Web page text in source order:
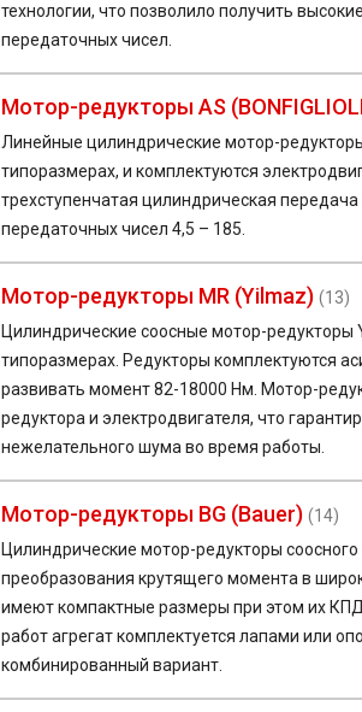
технологии, что позволило получить
передаточных чисел.
Мотор-редукторы AS
Линейные цилиндрические мотор-
типоразмерах, и комплектуются
трехступенчатая цилиндрическая
передаточных чисел 4,5 – 185.
Мотор-редукторы MR (Yilmaz) (13)
Цилиндрические соосные мотор-
типоразмерах. Редукторы комплектуются
развивать момент 82-18000 Нм. Мотор-
редуктора и электродвигателя, что
нежелательного шума во время работы.
Мотор-редукторы BG (Bauer) (14)
Цилиндрические мотор-редукторы
преобразования крутящего момента в
имеют компактные размеры при этом их
работ агрегат комплектуется лапами или
комбинированный вариант.